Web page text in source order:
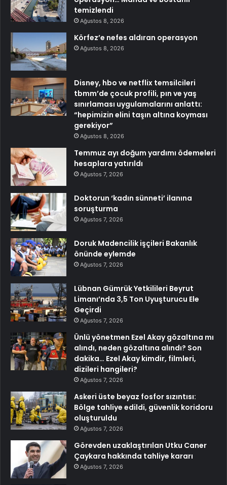
temizlendi
Ağustos 8, 2026
Körfez’e nefes aldıran operasyon
Ağustos 8, 2026
Disney, hbo ve netflix temsilcileri
tbmm’de çocuk profili, pın ve yaş
sınırlaması uygulamalarını anlattı:
“hepimizin elini taşın altına koyması
gerekiyor”
Ağustos 8, 2026
Temmuz ayı doğum yardımı ödemeleri
hesaplara yatırıldı
Ağustos 7, 2026
Doktorun ‘kadın sünneti’ ilanına
soruşturma
Ağustos 7, 2026
Doruk Madencilik işçileri Bakanlık
önünde eylemde
Ağustos 7, 2026
Lübnan Gümrük Yetkilileri Beyrut
Limanı’nda 3,5 Ton Uyuşturucu Ele
Geçirdi
Ağustos 7, 2026
Ünlü yönetmen Ezel Akay gözaltına mı
alındı, neden gözaltına alındı? Son
dakika… Ezel Akay kimdir, filmleri,
dizileri hangileri?
Ağustos 7, 2026
Askeri üste beyaz fosfor sızıntısı:
Bölge tahliye edildi, güvenlik koridoru
oluşturuldu
Ağustos 7, 2026
Görevden uzaklaştırılan Utku Caner
Çaykara hakkında tahliye kararı
Ağustos 7, 2026